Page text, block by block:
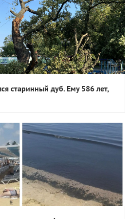
старинный дуб. Ему 586 лет,